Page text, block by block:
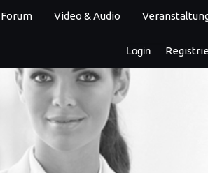
Forum Video & Audio
Login